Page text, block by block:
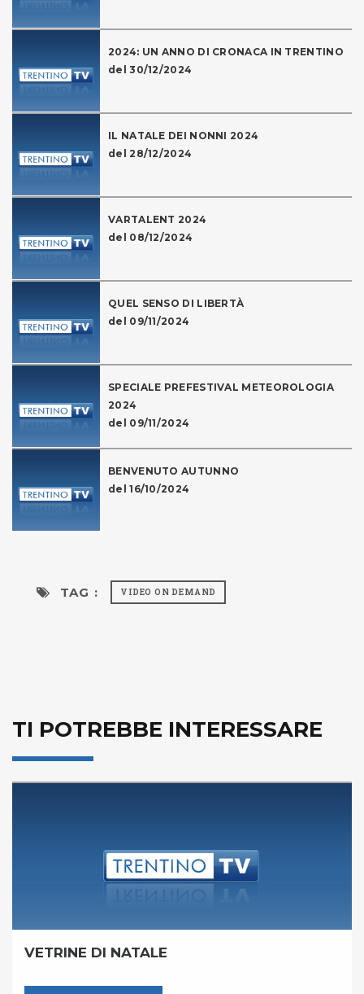
2024: UN ANNO DI CRONACA IN TRENTINO
del 30/12/2024
IL NATALE DEI NONNI 2024
del 28/12/2024
VARTALENT 2024
del 08/12/2024
QUEL SENSO DI LIBERTÀ
del 09/11/2024
SPECIALE PREFESTIVAL METEOROLOGIA
2024
del 09/11/2024
BENVENUTO AUTUNNO
del 16/10/2024
TAG : VIDEO ON DEMAND
TI POTREBBE INTERESSARE
VETRINE DI NATALE